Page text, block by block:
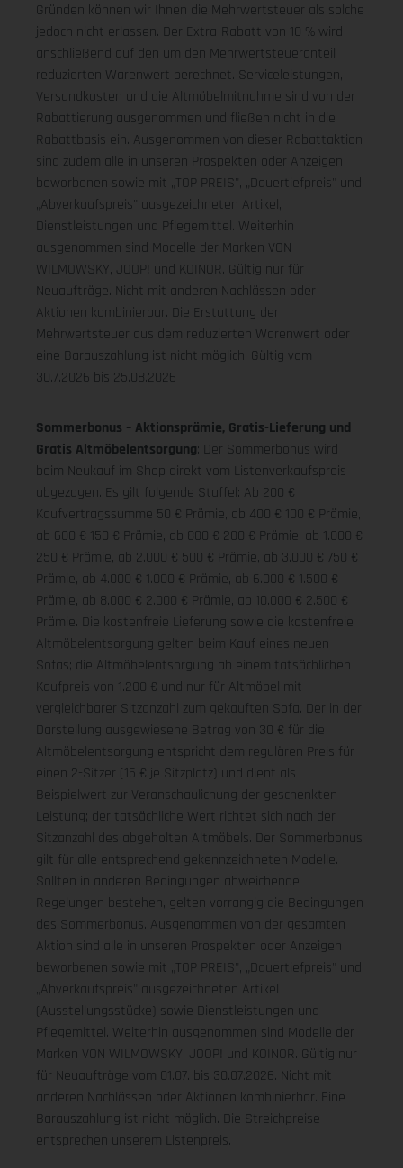
Gründen können wir Ihnen die Mehrwertsteuer als solche
jedoch nicht erlassen. Der Extra-Rabatt von 10 % wird
anschließend auf den um den Mehrwertsteueranteil
reduzierten Warenwert berechnet. Serviceleistungen,
Versandkosten und die Altmöbelmitnahme sind von der
Rabattierung ausgenommen und fließen nicht in die
Rabattbasis ein. Ausgenommen von dieser Rabattaktion
sind zudem alle in unseren Prospekten oder Anzeigen
beworbenen sowie mit „TOP PREIS", „Dauertiefpreis" und
„Abverkaufspreis" ausgezeichneten Artikel,
Dienstleistungen und Pflegemittel. Weiterhin
ausgenommen sind Modelle der Marken VON
WILMOWSKY, JOOP! und KOINOR. Gültig nur für
Neuaufträge. Nicht mit anderen Nachlässen oder
Aktionen kombinierbar. Die Erstattung der
Mehrwertsteuer aus dem reduzierten Warenwert oder
eine Barauszahlung ist nicht möglich. Gültig vom
30.7.2026 bis 25.08.2026
Sommerbonus – Aktionsprämie, Gratis-Lieferung und
Gratis Altmöbelentsorgung: Der Sommerbonus wird
beim Neukauf im Shop direkt vom Listenverkaufspreis
abgezogen. Es gilt folgende Staffel: Ab 200 €
Kaufvertragssumme 50 € Prämie, ab 400 € 100 € Prämie,
ab 600 € 150 € Prämie, ab 800 € 200 € Prämie, ab 1.000 €
250 € Prämie, ab 2.000 € 500 € Prämie, ab 3.000 € 750 €
Prämie, ab 4.000 € 1.000 € Prämie, ab 6.000 € 1.500 €
Prämie, ab 8.000 € 2.000 € Prämie, ab 10.000 € 2.500 €
Prämie. Die kostenfreie Lieferung sowie die kostenfreie
Altmöbelentsorgung gelten beim Kauf eines neuen
Sofas; die Altmöbelentsorgung ab einem tatsächlichen
Kaufpreis von 1.200 € und nur für Altmöbel mit
vergleichbarer Sitzanzahl zum gekauften Sofa. Der in der
Darstellung ausgewiesene Betrag von 30 € für die
Altmöbelentsorgung entspricht dem regulären Preis für
einen 2-Sitzer (15 € je Sitzplatz) und dient als
Beispielwert zur Veranschaulichung der geschenkten
Leistung; der tatsächliche Wert richtet sich nach der
Sitzanzahl des abgeholten Altmöbels. Der Sommerbonus
gilt für alle entsprechend gekennzeichneten Modelle.
Sollten in anderen Bedingungen abweichende
Regelungen bestehen, gelten vorrangig die Bedingungen
des Sommerbonus. Ausgenommen von der gesamten
Aktion sind alle in unseren Prospekten oder Anzeigen
beworbenen sowie mit „TOP PREIS", „Dauertiefpreis" und
„Abverkaufspreis" ausgezeichneten Artikel
(Ausstellungsstücke) sowie Dienstleistungen und
Pflegemittel. Weiterhin ausgenommen sind Modelle der
Marken VON WILMOWSKY, JOOP! und KOINOR. Gültig nur
für Neuaufträge vom 01.07. bis 30.07.2026. Nicht mit
anderen Nachlässen oder Aktionen kombinierbar. Eine
Barauszahlung ist nicht möglich. Die Streichpreise
entsprechen unserem Listenpreis.